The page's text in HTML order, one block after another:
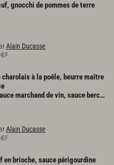
gnocchi depommesdeterre
Alain Ducasse
charolais à la poêle, beurre maître
béarnaise, sauce marchand de vin, sauce bercy, sauce bordelaise
Alain Ducasse
en brioche, saucepérigourdine